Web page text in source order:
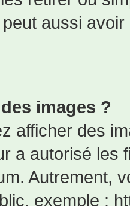
peut aussi
images ?
afficher des
a autorisé
Autrement,
exemple :